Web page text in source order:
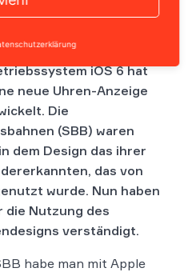
iOS 6 hat
neue Uhren-Anzeige
Die
(SBB) waren
dem Design das ihrer
das von
wurde. Nun haben
die Nutzung des
verständigt.
habe man mit Apple